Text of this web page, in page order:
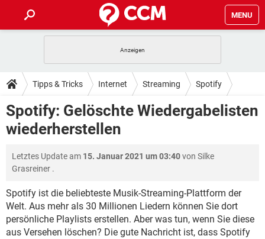
MENU
ANDROID IOS
WINDOWS 10 INSTAGRAM
WHATSAPP
TIPPS & TRICKS
SPIELE
ANDROID IOS
WHATSAPP TIKTOK
DOWNLOADS
SPIELE
WINDOWS 10
WHATSAPP TIKTOK
FACEBOOK HARDWARE
FORUM
SPIELE STREAMING
WINDOWS 10 INSTAGRAM
WHATSAPP TIKTOK
LEXIKON
SPIELE STREAMING
ANDROID IOS
WINDOWS 10 INSTAGRAM
Tipps & Tricks Internet Streaming Spotify
Spotify: Gelöschte Wiedergabelisten
wiederherstellen
Letztes Update am 15. Januar 2021 um 03:40von Silke
Grasreiner .
Spotify ist die beliebteste Musik-Streaming-Plattform der
Welt. Aus mehr als 30 Millionen Liedern können Sie dort
persönliche Playlists erstellen. Aber was tun, wenn Sie diese
aus Versehen löschen? Die gute Nachricht ist, dass Spotify